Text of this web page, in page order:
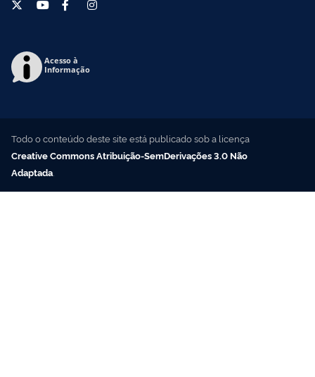
Acesso à
Informação
Todo o conteúdo deste site está publicado sob a licença
Creative Commons Atribuição-SemDerivações 3.0 Não
Adaptada